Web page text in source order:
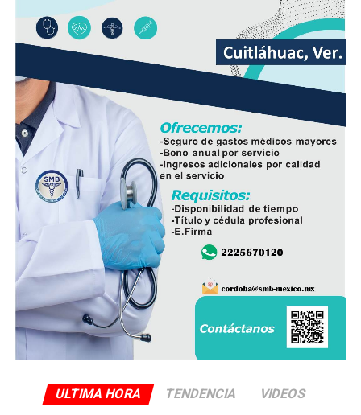
ciudadanía, demostrando con trabajo, resultados y
hechos que unidos hacemos de Fortín
ULTIMA HORA TENDENCIA VIDEOS